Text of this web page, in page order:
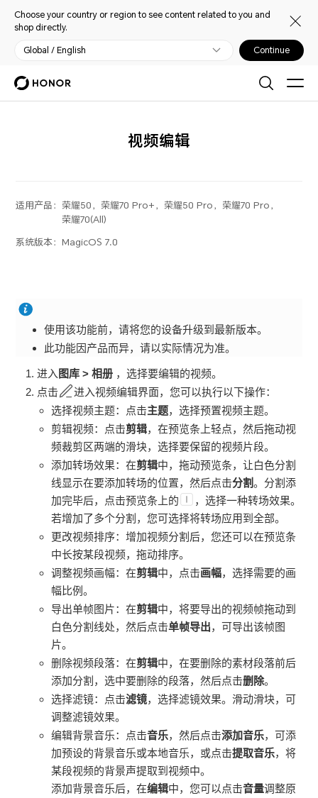
Choose your country or region to see content related to you and
shop directly.
Global / English Continue
视频编辑
适用产品： 荣耀50，荣耀70 Pro+，荣耀50 Pro，荣耀70 Pro，
荣耀70(All)
系统版本：MagicOS 7.0
使用该功能前，请将您的设备升级到最新版本。
此功能因产品而异，请以实际情况为准。
进入 图库 >相册 ，选择要编辑的视频。
点击
进入视频编辑界面，您可以执行以下操作：
选择视频主题：点击主题，选择预置视频主题。
剪辑视频：点击剪辑，在预览条上轻点，然后拖动视
频裁剪区两端的滑块，选择要保留的视频片段。
添加转场效果：在剪辑中，拖动预览条，让白色分割
线显示在要添加转场的位置，然后点击分割。分割添
加完毕后，点击预览条上的
，选择一种转场效果。
若增加了多个分割，您可选择将转场应用到全部。
更改视频排序：增加视频分割后，您还可以在预览条
中长按某段视频，拖动排序。
调整视频画幅：在剪辑中，点击画幅，选择需要的画
幅比例。
导出单帧图片：在剪辑中，将要导出的视频帧拖动到
白色分割线处，然后点击单帧导出，可导出该帧图
片。
删除视频段落：在剪辑中，在要删除的素材段落前后
添加分割，选中要删除的段落，然后点击删除。
选择滤镜：点击滤镜，选择滤镜效果。滑动滑块，可
调整滤镜效果。
编辑背景音乐：点击音乐，然后点击添加音乐，可添
加预设的背景音乐或本地音乐，或点击提取音乐，将
某段视频的背景声提取到视频中。
添加背景音乐后，在编辑中，您可以点击音量调整原